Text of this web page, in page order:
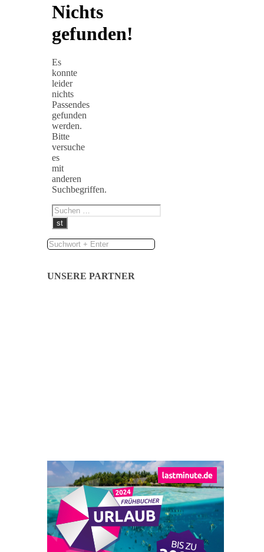
Nichts
gefunden!
Es
konnte
leider
nichts
Passendes
gefunden
werden.
Bitte
versuche
es
mit
anderen
Suchbegriffen.
UNSERE PARTNER